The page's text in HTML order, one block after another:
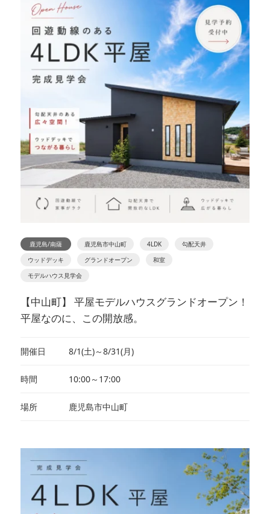
鹿児島/南薩 鹿児島市中山町 4LDK
勾配天井
ウッドデッキ
グランドオープン
和室
モデルハウス見学会
【中山町】 平屋モデルハウスグランドオープン！
平屋なのに、この開放感。
開催日 8/1(土)～8/31(月)
時間 10:00～17:00
場所 鹿児島市中山町